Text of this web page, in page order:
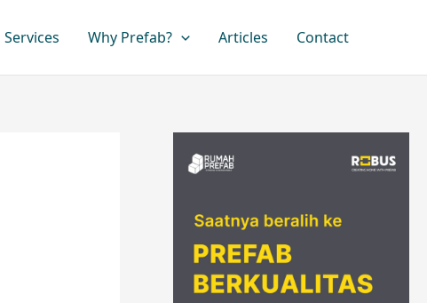
Services Why Prefab? Articles Contact